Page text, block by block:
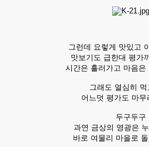
그런데 요렇게 맛있고
맛보기도 급한대 평가
시간은 흘러가고 마음은
그래도 열심히 먹
어느덧 평가도 마
두구두구
과연 금상의 영광은
바로 여물리 마을로